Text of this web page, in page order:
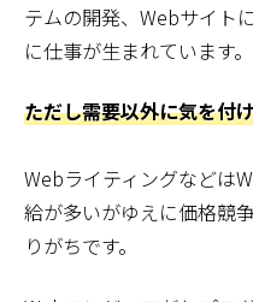
テムの開発、Webサイト
に仕事が生まれています。
ただし需要以外に気を付
Webライティングなどは
給が多いがゆえに価格競
りがちです。